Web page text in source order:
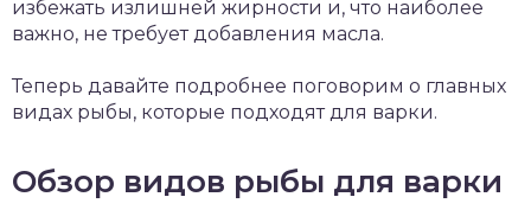
избежать излишней жирности и, что наиболее
важно, не требует добавления масла.
Теперь давайте подробнее поговорим о главных
видах рыбы, которые подходят для варки.
Обзор видов рыбы для варки